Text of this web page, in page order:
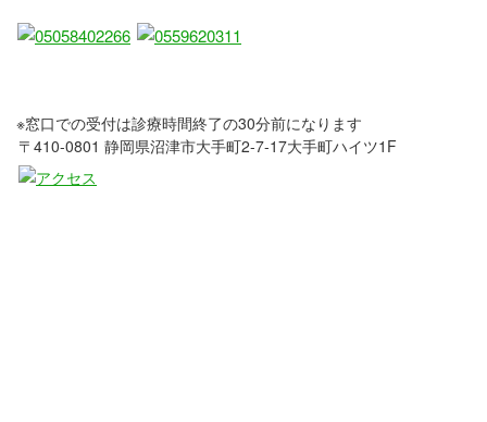
※窓口での受付は診療時間終了の30分前になります
〒410-0801 静岡県沼津市大手町2-7-17大手町ハイツ1F